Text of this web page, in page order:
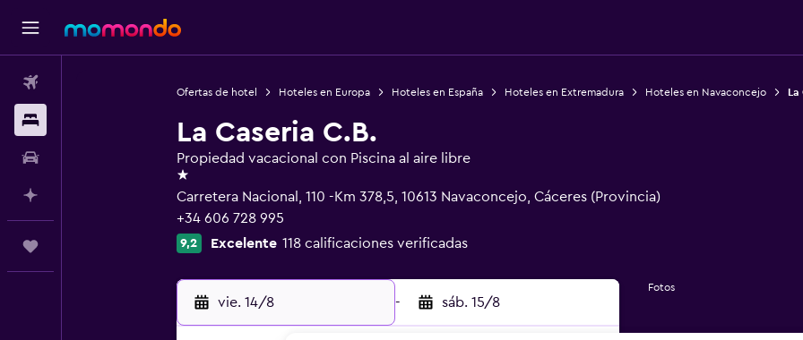
Ofertas de hotel Hoteles en Europa Hoteles en España Hoteles en Extremadura Hoteles en Navaconcejo La
La Caseria C.B.
Propiedad vacacional con Piscina al aire libre
1 estrella
Carretera Nacional, 110 -Km 378,5, 10613 Navaconcejo, Cáceres (Provincia)
+34 606 728 995
9,2 Excelente 118 calificaciones verificadas
vie. 14/8 - sáb. 15/8
Fotos